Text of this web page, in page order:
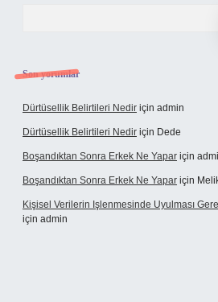
Son yorumlar
Dürtüsellik Belirtileri Nedir için admin
Dürtüsellik Belirtileri Nedir için Dede
Boşandıktan Sonra Erkek Ne Yapar için
Boşandıktan Sonra Erkek Ne Yapar için
Kişisel Verilerin Işlenmesinde Uyulması
için admin